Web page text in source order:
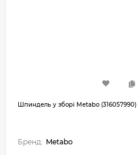
Шпиндель у зборі Metabo (316057990)
Бренд: Metabo